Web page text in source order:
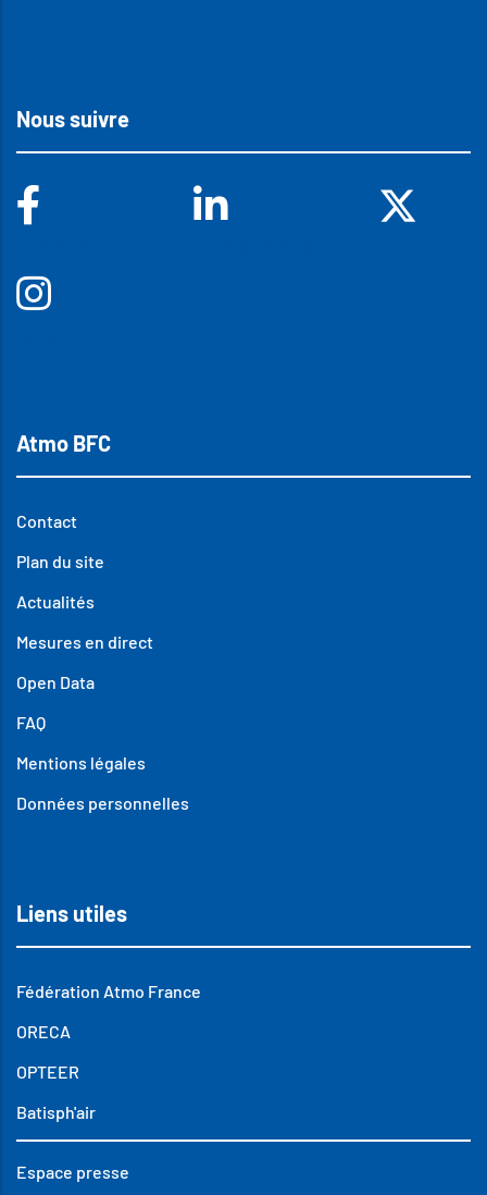
Nous suivre
Atmo BFC
Contact
Plan du site
Actualités
Mesures en direct
Open Data
FAQ
Mentions légales
Données personnelles
Liens utiles
Fédération Atmo France
ORECA
OPTEER
Batisph'air
Espace presse